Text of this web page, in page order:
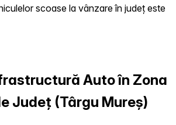
scoase la vânzare în județ este
Auto în Zona
Județ (Târgu Mureș)